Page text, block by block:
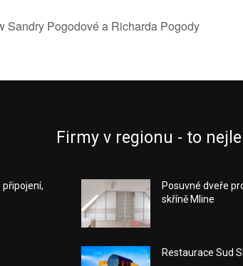
Sandry Pogodové a Richarda Pogody
Firmy v regionu - to
Posuvné dveře
skříně Mline
Restaurace Sud